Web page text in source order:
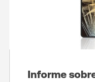
Informe